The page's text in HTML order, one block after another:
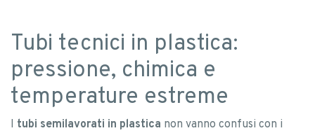
Tubi tecnici in plastica:
pressione, chimica e
temperature estreme
I tubi semilavorati in plastica non vanno confusi con i